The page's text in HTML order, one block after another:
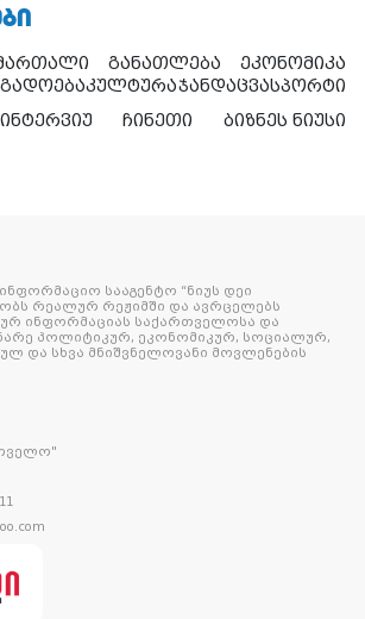
განათლება
ეკონომიკა
კულტურაჯანდაცვასპორტი
ინტერვიუ ჩინეთი ბიზნეს ნიუსი
სააგენტო “ნიუს დეი
რეალურ რეჟიმში და ავრცელებს
ინფორმაციას საქართველოსა და
პოლიტიკურ, ეკონომიკურ, სოციალურ,
და სხვა მნიშვნელოვანი მოვლენების